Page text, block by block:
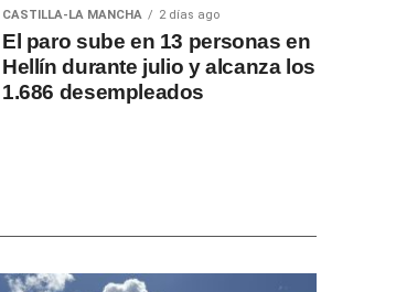
CASTILLA-LA MANCHA 2 días ago
El paro sube en 13 personas en
Hellín durante julio y alcanza los
1.686 desempleados